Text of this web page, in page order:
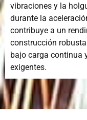
vibraciones y la
durante la
contribuye a un
construcción
bajo carga continua
exigentes.